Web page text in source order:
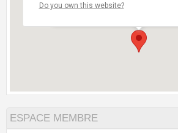
- Près du cimetière des Ormeaux-
Do you own this website?
ESPACE MEMBRE